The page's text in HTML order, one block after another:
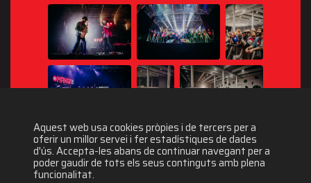
Aquest web usa cookies pròpies i de tercers per a
oferir un millor servei i fer estadístiques de dades
d'ús. Accepta-les abans de continuar navegant per a
poder gaudir de tots els seus continguts amb plena
funcionalitat.